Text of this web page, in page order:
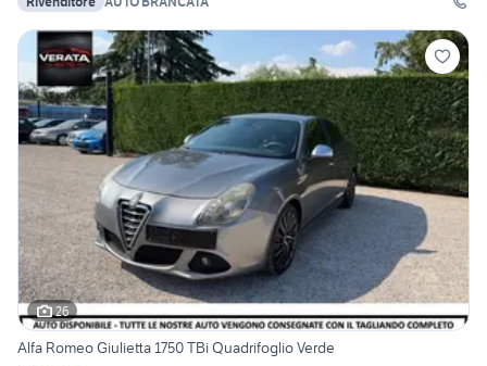
26
Alfa Romeo Giulietta 1750 TBi Quadrifoglio Verde